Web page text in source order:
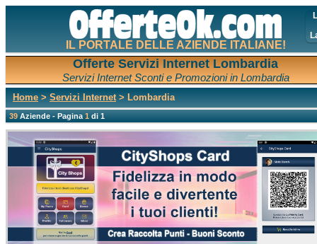
IL PORTALE DELLE AZIENDE ITALIANE!
Offerte Servizi Internet Lombardia
Servizi Internet Sconti e Promozioni in Lombardia
Home > Servizi Internet> Lombardia
39Aziende - Pagina1di 1